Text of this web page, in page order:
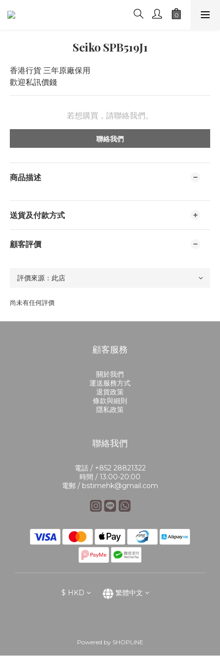
Seiko SPB519J1
香港行貨 三年原廠保用
歡迎私訊價錢
若想購買，請聯絡我們。
聯絡我們
商品描述
送貨及付款方式
顧客評價
尚未有任何評價
顧客服務
關於我們
運送服務方式
退貨政策
條款與細則
隱私政策
聯絡我們
電話 / +852 28821322
時間 / 13:00-20:00
電郵 / bstimehk@gmail.com
$ HKD 繁體中文
Powered by SHOPLINE